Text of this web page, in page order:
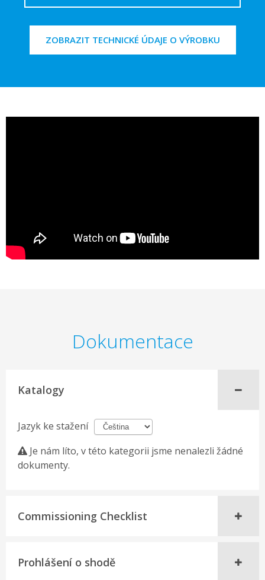
ZOBRAZIT TECHNICKÉ ÚDAJE O VÝROBKU
Dokumentace
Katalogy
Jazyk ke stažení
Je nám líto, v této kategorii jsme nenalezli žádné
dokumenty.
Commissioning Checklist
Prohlášení o shodě